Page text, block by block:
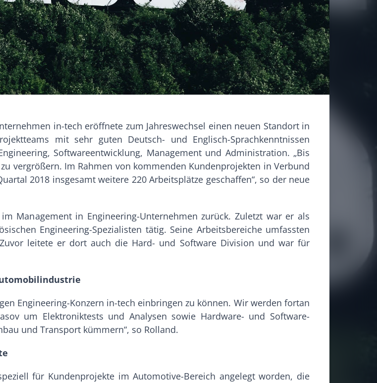
in-tech eröffnete zum Jahreswechsel einen neuen Standort in
mit sehr guten Deutsch- und Englisch-Sprachkenntnissen
Softwareentwicklung, Management und Administration. „Bis
vergrößern. Im Rahmen von kommenden Kundenprojekten in Verbund
2018 insgesamt weitere 220 Arbeitsplätze geschaffen“, so der neue
Management in Engineering-Unternehmen zurück. Zuletzt war er als
Engineering-Spezialisten tätig. Seine Arbeitsbereiche umfassten
leitete er dort auch die Hard- und Software Division und war für
Engineering-Konzern in-tech einbringen zu können. Wir werden fortan
um Elektroniktests und Analysen sowie Hardware- und Software-
und Transport kümmern“, so Rolland.
für Kundenprojekte im Automotive-Bereich angelegt worden, die